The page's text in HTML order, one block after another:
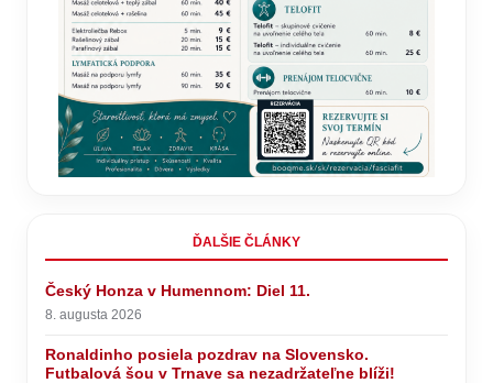
ĎALŠIE ČLÁNKY
Český Honza v Humennom: Diel 11.
8. augusta 2026
Ronaldinho posiela pozdrav na Slovensko.
Futbalová šou v Trnave sa nezadržateľne blíži!